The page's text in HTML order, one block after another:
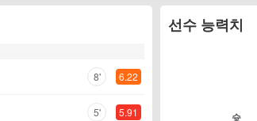
8' 6.22
5' 5.91
선수 능력치